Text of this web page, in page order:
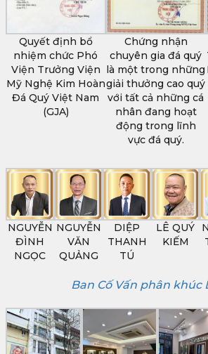
Quyết định bổ
nhiệm chức Phó
Viện Trưởng Viện
Mỹ Nghệ Kim Hoàn
Đá Quý Việt Nam
(GJA)
Chứng nhận
chuyên gia đá quý
là một trong những
giải thưởng cao quý
với tất cả những cá
nhân đang hoạt
động trong lĩnh
vực đá quý.
NGUYỄN
ĐÌNH
NGỌC
NGUYỄN
VĂN
QUẢNG
DIỆP
THANH
TÚ
LÊ QUÝ
KIẾM
Ban Cố Vấn phân khúc